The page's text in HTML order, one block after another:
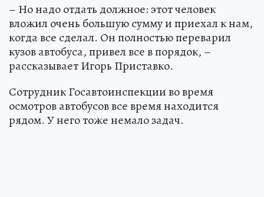
– Но надо отдать должное: этот человек
вложил очень большую сумму и приехал к нам,
когда все сделал. Он полностью переварил
кузов автобуса, привел все в порядок, –
рассказывает Игорь Приставко.
Сотрудник Госавтоинспекции во время
осмотров автобусов все время находится
рядом. У него тоже немало задач.